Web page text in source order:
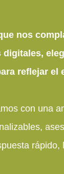
nos
digitales,
reflejar el
con una
rápido,